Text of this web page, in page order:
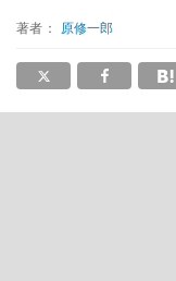
著者： 原修一郎